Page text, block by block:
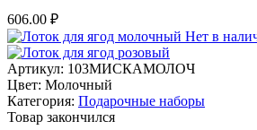
606.00 ₽
Нет в
Артикул: 103МИСКАМОЛОЧ
Цвет: Молочный
Категория: Подарочные наборы
Товар закончился